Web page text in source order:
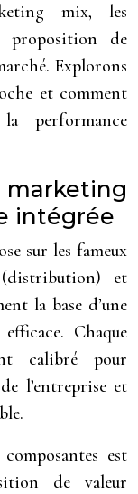
mix, les
proposition de
Explorons
et comment
performance
intégrée
sur les fameux
et
la base d’une
Chaque
calibré pour
l’entreprise et
est
de valeur